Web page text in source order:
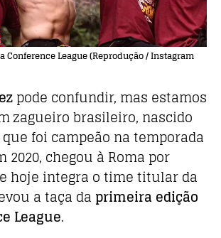
Conference League (Reprodução / Instagram
pode confundir, mas estamos
zagueiro brasileiro, nascido
que foi campeão na temporada
2020, chegou à Roma por
hoje integra o time titular da
a taça da primeira edição
League.